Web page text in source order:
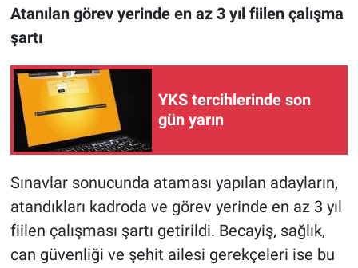
Atanılan görev yerinde en az 3 yıl fiilen çalışma
şartı
YKS tercihlerinde son
gün yarın
Sınavlar sonucunda ataması yapılan adayların,
atandıkları kadroda ve görev yerinde en az 3 yıl
fiilen çalışması şartı getirildi. Becayiş, sağlık,
can güvenliği ve şehit ailesi gerekçeleri ise bu